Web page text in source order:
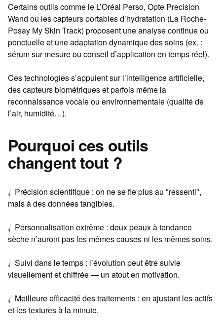
Certains outils comme le L’Oréal Perso, Opte Precision
Wand ou les capteurs portables d’hydratation (La Roche-
Posay My Skin Track) proposent une analyse continue ou
ponctuelle et une adaptation dynamique des soins (ex. :
sérum sur mesure ou conseil d’application en temps réel).
Ces technologies s’appuient sur l’intelligence artificielle,
des capteurs biométriques et parfois même la
reconnaissance vocale ou environnementale (qualité de
l’air, humidité…).
Pourquoi ces outils
changent tout ?
⎷ Précision scientifique : on ne se fie plus au "ressenti",
mais à des données tangibles.
⎷ Personnalisation extrême : deux peaux à tendance
sèche n’auront pas les mêmes causes ni les mêmes soins.
⎷ Suivi dans le temps : l’évolution peut être suivie
visuellement et chiffrée — un atout en motivation.
⎷ Meilleure efficacité des traitements : en ajustant les actifs
et les textures à la minute.